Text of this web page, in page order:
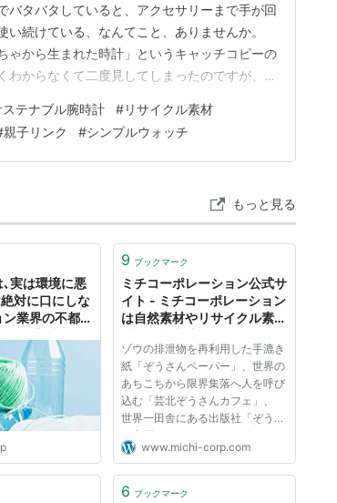
バタバタしていると、アクセサリーまで手が回
続けている、なんてこと、ありませんか。
ゃから生まれた時計」というキャッチコピーの
わからなくて二度見してしまったのですが、調
時計なの 紹介するのは、YOT WATCH（ヨ
…
ステナブル腕時計 #リサイクル素材
親子リンク #シンプルウォッチ
もっと見る
､実は環境に悪
対に口にしな
業界の不都合
な糸を増産し
9 ブックマーク
ミチコーポレーション公式サ
イト - ミチコーポレーション
は自然素材やリサイクル素
食材、天然素材などの環境に
やさしいエコロジーな材料を
使って、できるだけ伝統的な
製法や手作りの製造プロセス
により、ステーショナリーや
オーガニック食品、画材、ア
パレル商品、ぞうさんペーパ
ーをはじめとするハンドメイ
ドペーパーなどを製造、販売
ゾウの排泄物を再利用した手漉き
紙「ぞうさんペーパー」、世界の
あちこちから限界集落へ人を呼び
込む「芸北ぞうさんカフェ」、
世界一田舎にある出版社「ぞうさ
ん出版」など、ミチコーポレーシ
ョンでは数々の冒険起業を果たし
きものですが、同時に貴重な体験
www.michi-corp.com
6 ブックマーク